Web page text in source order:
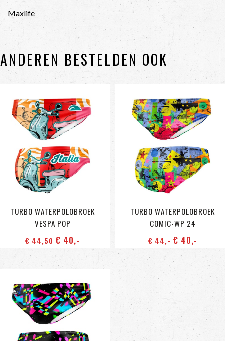
Maxlife
ANDEREN BESTELDEN OOK
TURBO WATERPOLOBROEK
VESPA POP
€ 44,50 € 40,-
TURBO WATERPOLOBROEK
COMIC-WP 24
€ 44,-€ 40,-